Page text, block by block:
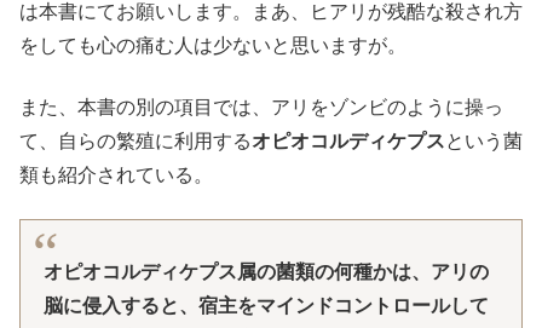
は本書にてお願いします。まあ、ヒアリが残酷な殺され方
をしても心の痛む人は少ないと思いますが。
また、本書の別の項目では、アリをゾンビのように操っ
て、自らの繁殖に利用するオピオコルディケプスという菌
類も紹介されている。
オピオコルディケプス属の菌類の何種かは、アリの
脳に侵入すると、宿主をマインドコントロールして